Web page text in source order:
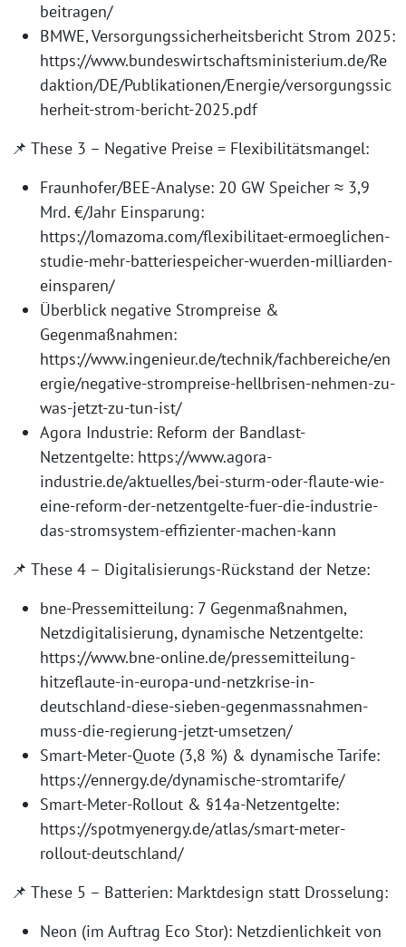
beitragen/
BMWE, Versorgungssicherheitsbericht Strom 2025:
https://www.bundeswirtschaftsministerium.de/Re
daktion/DE/Publikationen/Energie/versorgungssic
herheit-strom-bericht-2025.pdf
📌 These 3 – Negative Preise = Flexibilitätsmangel:
Fraunhofer/BEE-Analyse: 20 GW Speicher ≈ 3,9
Mrd. €/Jahr Einsparung:
https://lomazoma.com/flexibilitaet-ermoeglichen-
studie-mehr-batteriespeicher-wuerden-milliarden-
einsparen/
Überblick negative Strompreise &
Gegenmaßnahmen:
https://www.ingenieur.de/technik/fachbereiche/en
ergie/negative-strompreise-hellbrisen-nehmen-zu-
was-jetzt-zu-tun-ist/
Agora Industrie: Reform der Bandlast-
Netzentgelte: https://www.agora-
industrie.de/aktuelles/bei-sturm-oder-flaute-wie-
eine-reform-der-netzentgelte-fuer-die-industrie-
das-stromsystem-effizienter-machen-kann
📌 These 4 – Digitalisierungs-Rückstand der Netze:
bne-Pressemitteilung: 7 Gegenmaßnahmen,
Netzdigitalisierung, dynamische Netzentgelte:
https://www.bne-online.de/pressemitteilung-
hitzeflaute-in-europa-und-netzkrise-in-
deutschland-diese-sieben-gegenmassnahmen-
muss-die-regierung-jetzt-umsetzen/
Smart-Meter-Quote (3,8 %) & dynamische Tarife:
https://ennergy.de/dynamische-stromtarife/
Smart-Meter-Rollout & §14a-Netzentgelte:
https://spotmyenergy.de/atlas/smart-meter-
rollout-deutschland/
📌 These 5 – Batterien: Marktdesign statt Drosselung:
Neon (im Auftrag Eco Stor): Netzdienlichkeit von